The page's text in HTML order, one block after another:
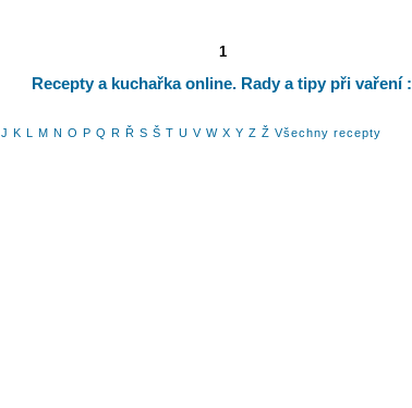
1
Recepty a kuchařka online. Rady a tipy při vaření :
J K L M N O P Q R Ř S Š T U V W X Y Z Ž Všechny recepty